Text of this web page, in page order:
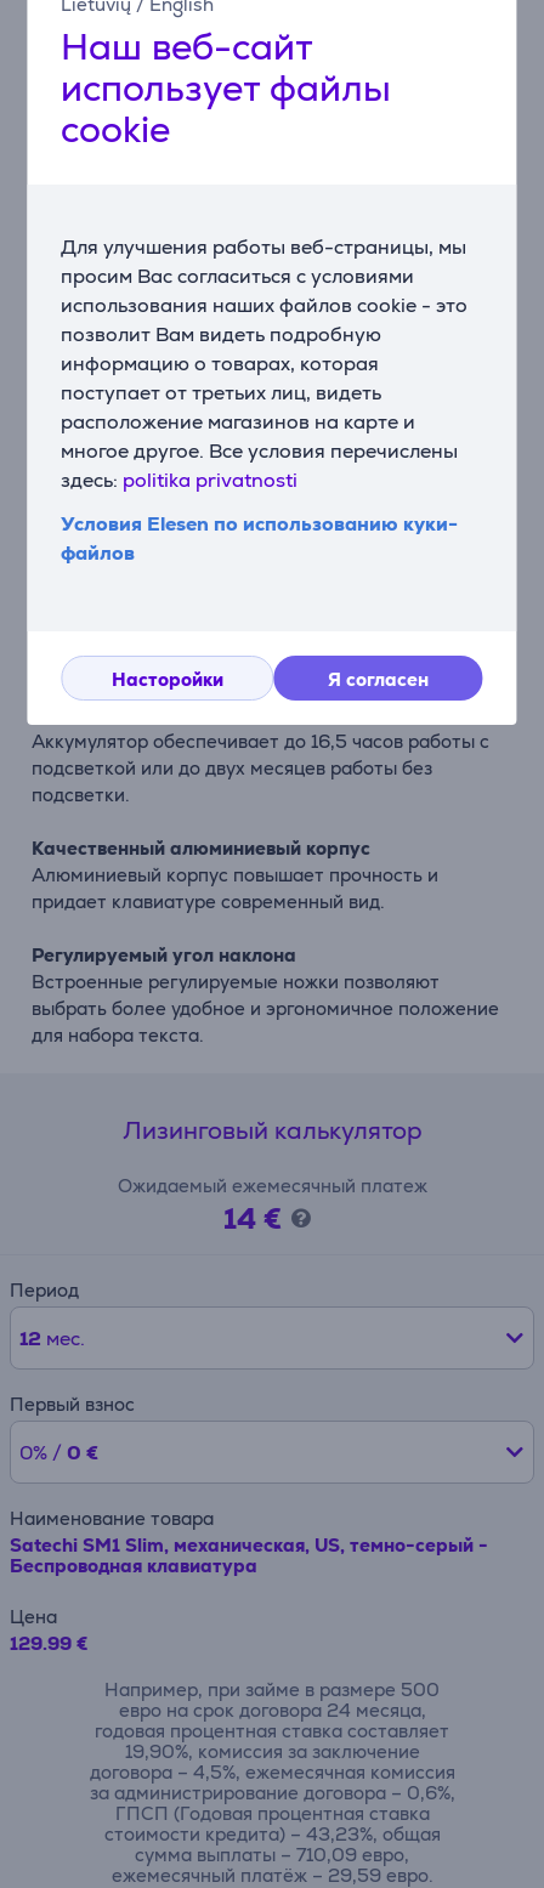
Наш веб-сайт
использует файлы
cookie
Для улучшения работы веб-страницы, мы
просим Вас согласиться с условиями
использования наших файлов cookie - это
позволит Вам видеть подробную
информацию о товарах, которая
поступает от третьих лиц, видеть
расположение магазинов на карте и
многое другое. Все условия перечислены
здесь: politika privatnosti
Условия Elesen по использованию куки-
файлов
Насторойки Я согласен
Компактная конструкция
Эта клавиатура с тонкой конструкцией занимает
меньше места на рабочем столе, сохраняя при этом
удобство использования.
Технология Bluetooth 5.0 позволяет подключать до
четырех устройств одновременно и быстро
переключаться между ними.
Белая подсветка с 14 режимами
Регулируемая белая подсветка улучшает видимость
клавиш и придает рабочему месту элегантный вид.
Переключатели с возможностью горячей замены
Hot-swap
переключатели делают обслуживание и настройку
клавиатуры простыми и удобными.
клавиатуру с собой в офис, домой или в поездки.
Аккумулятор обеспечивает до 16,5 часов работы с
подсветкой или до двух месяцев работы без
подсветки.
Качественный алюминиевый корпус
Алюминиевый корпус повышает прочность и
придает клавиатуре современный вид.
Регулируемый угол наклона
Встроенные регулируемые ножки позволяют
выбрать более удобное и эргономичное положение
для набора текста.
Лизинговый калькулятор
Ожидаемый ежемесячный платеж
14 €
Период
12 мес.
Первый взнос
0% / 0 €
Наименование товара
Satechi SM1 Slim, механическая, US, темно-серый -
Беспроводная клавиатура
Цена
129.99 €
Например, при займе в размере 500
евро на срок договора 24 месяца,
годовая процентная ставка составляет
19,90%, комиссия за заключение
договора – 4,5%, ежемесячная комиссия
за администрирование договора – 0,6%,
ГПСП (Годовая процентная ставка
стоимости кредита) – 43,23%, общая
сумма выплаты – 710,09 евро,
ежемесячный платёж – 29,59 евро.